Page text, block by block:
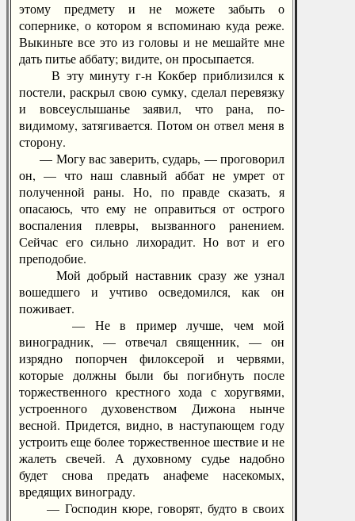
этому предмету и не можете забыть о
сопернике, о котором я вспоминаю куда реже.
Выкиньте все это из головы и не мешайте мне
дать питье аббату; видите, он просыпается.
В эту минуту г-н Кокбер приблизился к
постели, раскрыл свою сумку, сделал перевязку
и вовсеуслышанье заявил, что рана, по-
видимому, затягивается. Потом он отвел меня в
сторону.
— Могу вас заверить, сударь, — проговорил
он, — что наш славный аббат не умрет от
полученной раны. Но, по правде сказать, я
опасаюсь, что ему не оправиться от острого
воспаления плевры, вызванного ранением.
Сейчас его сильно лихорадит. Но вот и его
преподобие.
Мой добрый наставник сразу же узнал
вошедшего и учтиво осведомился, как он
поживает.
— Не в пример лучше, чем мой
виноградник, — отвечал священник, — он
изрядно попорчен филоксерой и червями,
которые должны были бы погибнуть после
торжественного крестного хода с хоругвями,
устроенного духовенством Дижона нынче
весной. Придется, видно, в наступающем году
устроить еще более торжественное шествие и не
жалеть свечей. А духовному судье надобно
будет снова предать анафеме насекомых,
вредящих винограду.
— Господин кюре, говорят, будто в своих